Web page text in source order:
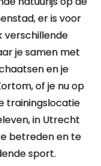
er is voor
verschillende
je samen met
en je
of je nu op
trainingslocatie
in Utrecht
betreden en te
sport.